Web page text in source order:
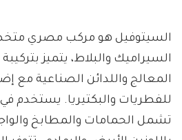
السيتوفيل هو مركب مصري
السيراميك والبلاط، يتميز
المعالج واللدائن الصناعية مع
للفطريات والبكتيريا. يستخدم
تشمل الحمامات والمطابخ